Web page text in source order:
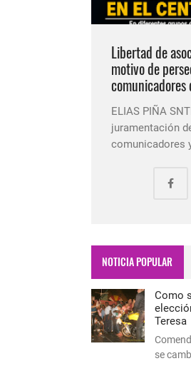
Libertad de
motivo de
comunicadores
ELIAS PIÑA
juramentación
comunicadores
NOTICIA POPULAR
Como
Teresa
se